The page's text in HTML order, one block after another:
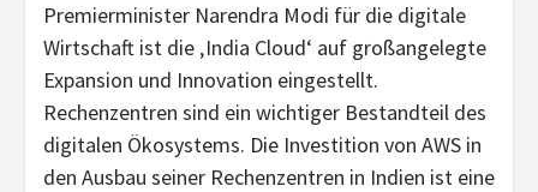
Premierminister Narendra Modi für die digitale
Wirtschaft ist die ‚India Cloud‘ auf großangelegte
Expansion und Innovation eingestellt.
Rechenzentren sind ein wichtiger Bestandteil des
digitalen Ökosystems. Die Investition von AWS in
den Ausbau seiner Rechenzentren in Indien ist eine